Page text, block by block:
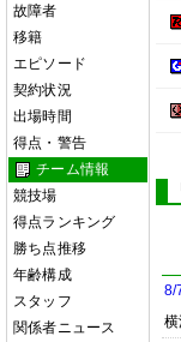
故障者
移籍
エピソード
契約状況
出場時間
得点・警告
チーム情報
競技場
得点ランキング
勝ち点推移
年齢構成
スタッフ
関係者ニュース
8/
横